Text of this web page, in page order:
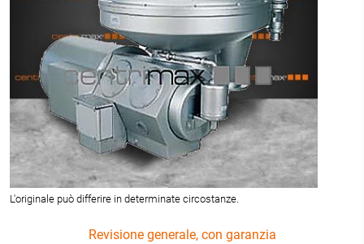
L'originale può differire in determinate circostanze.
Revisione generale, con garanzia